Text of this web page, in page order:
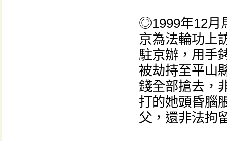
◎1999年12月
京為法輪功上
駐京辦，用手
被劫持至平山
錢全部搶去，
打的她頭昏腦
父，還非法拘